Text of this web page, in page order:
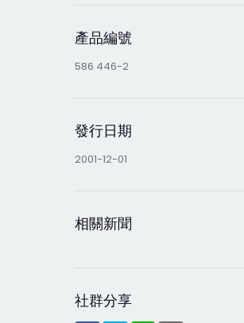
產品編號
586 446-2
發行日期
2001-12-01
相關新聞
社群分享